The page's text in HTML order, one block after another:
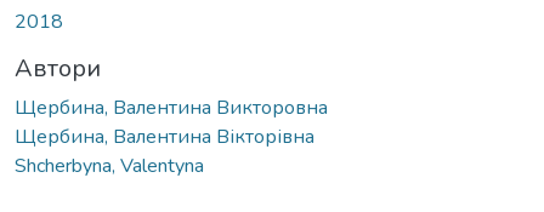
2018
Автори
Щербина, Валентина Викторовна
Щербина, Валентина Вікторівна
Shcherbyna, Valentyna